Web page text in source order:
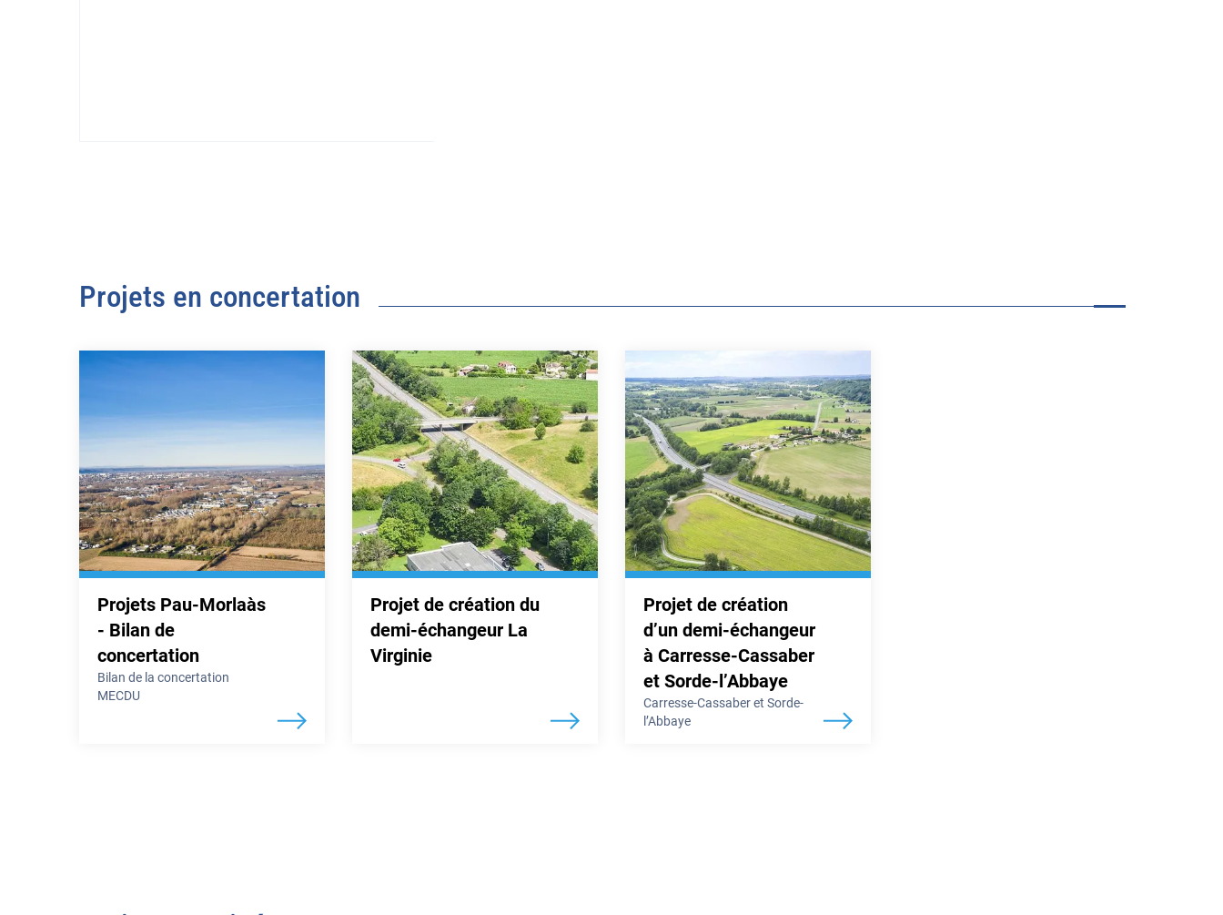
Projets en concertation
Projets Pau-Morlaàs
- Bilan de
concertation
Bilan de la concertation
MECDU
Projet de création du
demi-échangeur La
Virginie
Projet de création
d’un demi-échangeur
à Carresse-Cassaber
et Sorde-l’Abbaye
Carresse-Cassaber et Sorde-
l’Abbaye